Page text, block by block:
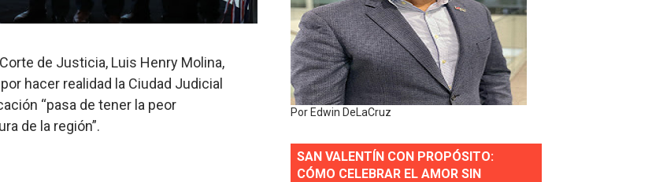
y califica de ineficiente la gestión del gobierno
alimentación de miles de voluntarios y personal de los XXV Juegos Centroamericanos y del
gremial y fortalecer seccional del Distrito Nacional
de Justicia, Luis Henry Molina,
hacer realidad la Ciudad Judicial
“pasa de tener la peor
de la región”.
Por Edwin DeLaCruz
SAN VALENTÍN CON PROPÓSITO:
CÓMO CELEBRAR EL AMOR SIN